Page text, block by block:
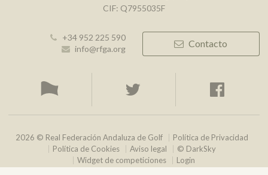
CIF: Q7955035F
+34 952 225 590
info@rfga.org
Contacto
2026 © Real Federación Andaluza de Golf
Política de Privacidad
Política de Cookies
Aviso legal
© DarkSky
Widget de competiciones
Login